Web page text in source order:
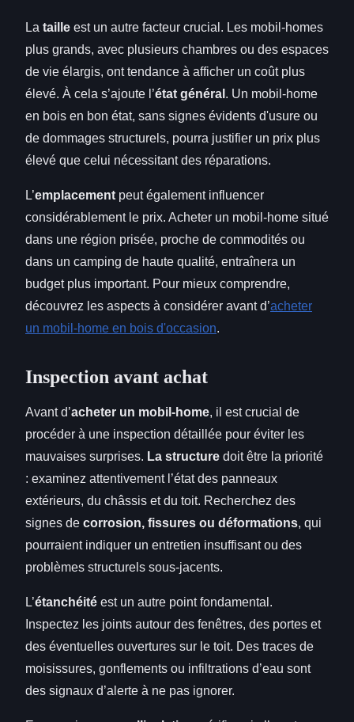
La taille est un autre facteur crucial. Les mobil-homes
plus grands, avec plusieurs chambres ou des espaces
de vie élargis, ont tendance à afficher un coût plus
élevé. À cela s’ajoute l’état général . Un mobil-home
en bois en bon état, sans signes évidents d'usure ou
de dommages structurels, pourra justifier un prix plus
élevé que celui nécessitant des réparations.
L’emplacement peut également influencer
considérablement le prix. Acheter un mobil-home situé
dans une région prisée, proche de commodités ou
dans un camping de haute qualité, entraînera un
budget plus important. Pour mieux comprendre,
découvrez les aspects à considérer avant d’acheter
un mobil-home en bois d'occasion.
Inspection avant achat
Avant d’acheter un mobil-home, il est crucial de
procéder à une inspection détaillée pour éviter les
mauvaises surprises. La structure doit être la priorité
: examinez attentivement l’état des panneaux
extérieurs, du châssis et du toit. Recherchez des
signes de corrosion, fissures ou déformations, qui
pourraient indiquer un entretien insuffisant ou des
problèmes structurels sous-jacents.
L’étanchéité est un autre point fondamental.
Inspectez les joints autour des fenêtres, des portes et
des éventuelles ouvertures sur le toit. Des traces de
moisissures, gonflements ou infiltrations d’eau sont
des signaux d’alerte à ne pas ignorer.